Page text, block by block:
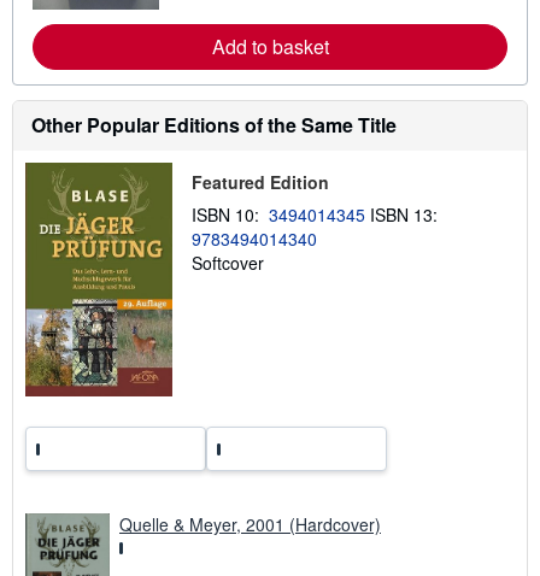
e
a
b
o
u
h
i
p
p
i
Add to basket
Other Popular Editions of the Same Title
Featured Edition
ISBN 10: 3494014345 ISBN 13:
9783494014340
Softcover
Quelle & Meyer, 2001 (Hardcover)